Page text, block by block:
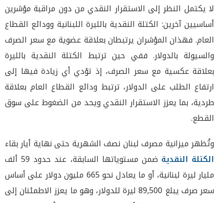
لا يكتمل النظر إلى الاستقرار النقدي من دون مراقبة مؤشرين
أساسيين آخرين: الكتلة النقدية بالليرة اللبنانية وودائع القطاع
العام. فهذان المؤشران يرتبطان بعلاقة عضوية مع سعر الصرف
والسيولة بالدولار. ففي حين ترتبط الكتلة النقدية بالليرة
بعلاقة عكسية مع سعر الصرف، إذ تؤدي أي زيادة فيها إلى
ارتفاع الطلب على الدولار، ترتبط ودائع القطاع العام بعلاقة
طردية، بما يعزز الاستقرار النقدي ويحد من الضغوط على سوق
القطع.
وتُظهر ميزانية مصرف لبنان نصف الشهرية حتى نهاية أيار بقاء
الكتلة النقدية
ضمن مستوياتها السابقة، عند حدود 59 ألف
مليار ليرة لبنانية، أو ما يعادل نحو 665 مليون دولار على أساس
سعر صرف يبلغ 89,500 ليرة للدولار، وهو ما يعزز الاطمئنان إلى